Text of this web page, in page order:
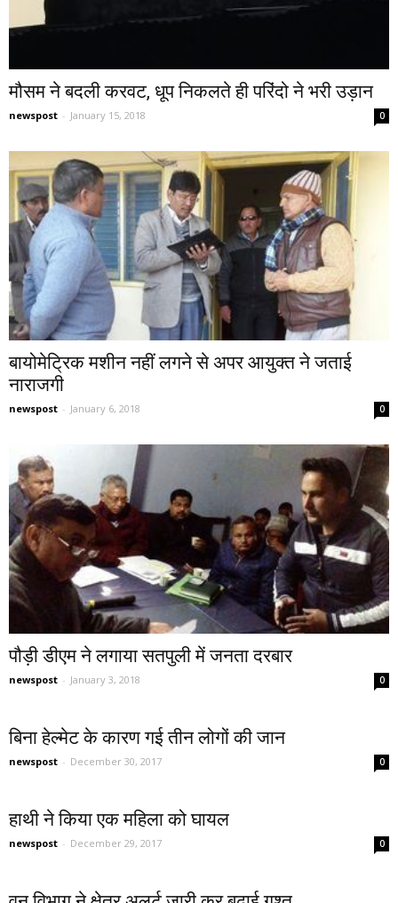
मौसम ने बदली करवट, धूप निकलते ही परिंदो ने भरी उड़ान
newspost - January 15, 2018 0
बायोमेट्रिक मशीन नहीं लगने से अपर आयुक्त ने जताई
नाराजगी
newspost - January 6, 2018 0
पौड़ी डीएम ने लगाया सतपुली में जनता दरबार
newspost - January 3, 2018 0
बिना हेल्मेट के कारण गई तीन लोगों की जान
newspost - December 30, 2017 0
हाथी ने किया एक महिला को घायल
newspost - December 29, 2017 0